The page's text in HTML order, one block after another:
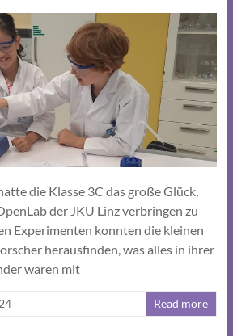
die Klasse 3C das große Glück,
der JKU Linz verbringen zu
Experimenten konnten die kleinen
herausfinden, was alles in ihrer
waren mit
Read more